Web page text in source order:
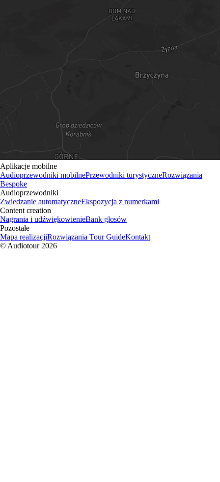
Aplikacje mobilne
Audioprzewodniki mobilnePrzewodniki turystyczneRozwiązania
Bespoke
Audioprzewodniki
Zwiedzanie automatyczneEkspozycja z numerkami
Content creation
Nagrania i udźwiękowienieBank głosów
Pozostałe
Mapa realizacjiRozwiązania Tour GuideKontakt
© Audiotour 2026